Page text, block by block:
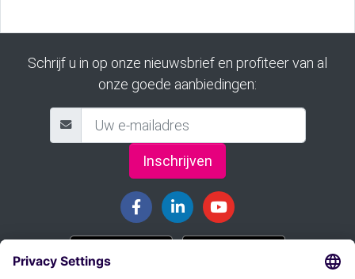
Schrijf u in op onze nieuwsbrief en profiteer van al
onze goede aanbiedingen:
Inschrijven